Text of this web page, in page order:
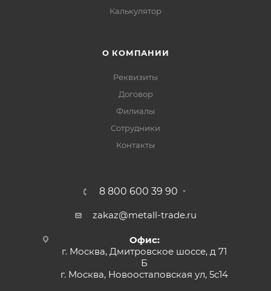
Калькулятор
О КОМПАНИИ
Реквизиты
Договор
Филиалы
Сотрудники
Контакты
8 800 600 39 90
zakaz@metall-trade.ru
Офис:
г. Москва, Дмитровское шоссе, д 71
Б
г. Москва, Новоостаповская ул, 5с14